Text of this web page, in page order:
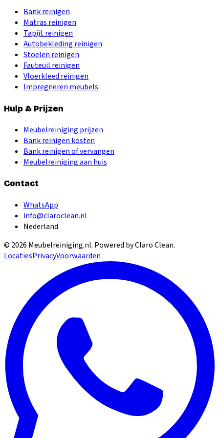
Bank reinigen
Matras reinigen
Tapijt reinigen
Autobekleding reinigen
Stoelen reinigen
Fauteuil reinigen
Vloerkleed reinigen
Impregneren meubels
Hulp & Prijzen
Meubelreiniging prijzen
Bank reinigen kosten
Bank reinigen of vervangen
Meubelreiniging aan huis
Contact
WhatsApp
info@claroclean.nl
Nederland
© 2026 Meubelreiniging.nl. Powered by Claro Clean.
LocatiesPrivacyVoorwaarden